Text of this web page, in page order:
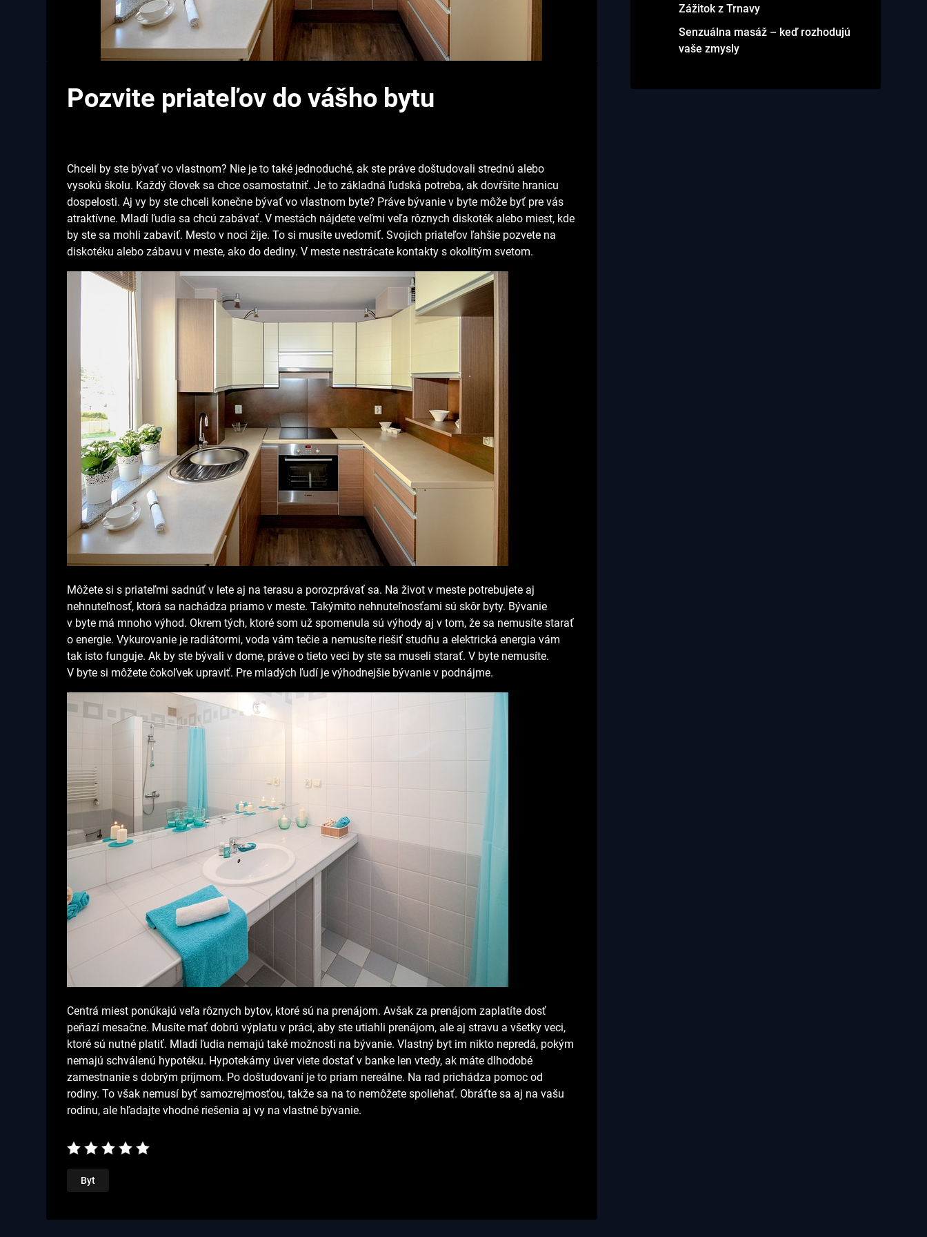
Pozvite priateľov do vášho bytu
Chceli by ste bývať vo vlastnom? Nie je to také jednoduché, ak ste práve doštudovali strednú alebo
vysokú školu. Každý človek sa chce osamostatniť. Je to základná ľudská potreba, ak dovŕšite hranicu
dospelosti. Aj vy by ste chceli konečne bývať vo vlastnom byte? Práve bývanie v byte môže byť pre vás
atraktívne. Mladí ľudia sa chcú zabávať. V mestách nájdete veľmi veľa rôznych diskoték alebo miest, kde
by ste sa mohli zabaviť. Mesto v noci žije. To si musíte uvedomiť.Svojich priateľov ľahšie pozvete na
diskotéku alebo zábavu v meste, ako do dediny. V meste nestrácate kontakty s okolitým svetom.
Môžete si s priateľmi sadnúť v lete aj na terasu a porozprávať sa. Na život v meste potrebujete aj
nehnuteľnosť, ktorá sa nachádza priamo v meste. Takýmito nehnuteľnosťami sú skôr byty. Bývanie
v byte má mnoho výhod. Okrem tých, ktoré som už spomenula sú výhody aj v tom, že sa nemusíte starať
o energie. Vykurovanie je radiátormi, voda vám tečie a nemusíte riešiť studňu a elektrická energia vám
tak isto funguje. Ak by ste bývali v dome, práve o tieto veci by ste sa museli starať. V byte nemusíte.
V byte si môžete čokoľvek upraviť. Pre mladých ľudí je výhodnejšie bývanie v podnájme.
Centrá miest ponúkajú veľa rôznych bytov, ktoré sú na prenájom. Avšak za prenájom zaplatíte dosť
peňazí mesačne. Musíte mať dobrú výplatu v práci, aby ste utiahli prenájom, ale aj stravu a všetky veci,
ktoré sú nutné platiť. Mladí ľudia nemajú také možnosti na bývanie. Vlastný byt im nikto nepredá, pokým
nemajú schválenú hypotéku. Hypotekárny úver viete dostať v banke len vtedy, ak máte dlhodobé
zamestnanie s dobrým príjmom. Po doštudovaní je to priam nereálne. Na rad prichádza pomoc od
rodiny. To však nemusí byť samozrejmosťou, takže sa na to nemôžete spoliehať. Obráťte sa aj na vašu
rodinu, ale hľadajte vhodné riešenia aj vy na vlastné bývanie.
Byt
Zážitok z Trnavy
Senzuálna masáž – keď rozhodujú
vaše zmysly